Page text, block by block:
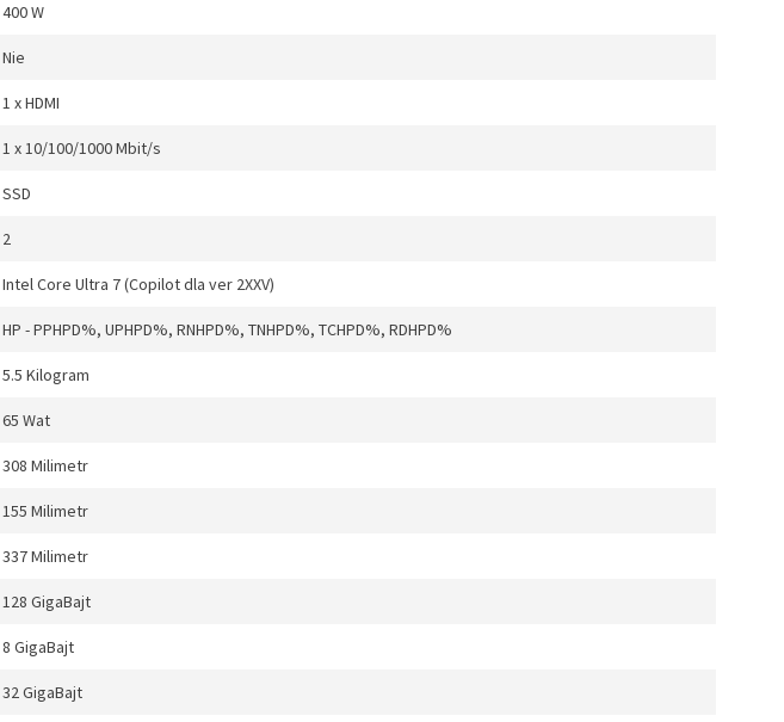
400 W
Nie
1 x HDMI
1 x 10/100/1000 Mbit/s
SSD
2
Intel Core Ultra 7 (Copilot dla ver 2XXV)
HP - PPHPD%, UPHPD%, RNHPD%, TNHPD%, TCHPD%, RDHPD%
5.5 Kilogram
65 Wat
308 Milimetr
155 Milimetr
337 Milimetr
128 GigaBajt
8 GigaBajt
32 GigaBajt